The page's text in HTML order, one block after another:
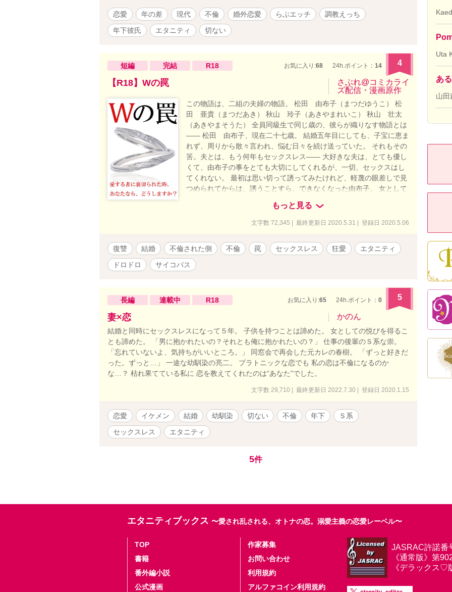
恋愛 年の差 現代 不倫 婚外恋愛 らぶエッチ
調教えっち
年下彼氏
エタニティ 切ない
短編 完結 R18 お気に入り:68 24h.ポイント： 14 4
【R18】Wの罠
さぶれ@コミカライ
ズ配信・漫画原作
この物語は、二組の夫婦の物語。 松田 由布子（まつだゆうこ） 松
田 亜貴（まつだあき） 秋山 玲子（あきやまれいこ） 秋山 壮太
（あきやまそうた） 全員同級生で同じ歳の、彼らが織りなす物語とは
―― 松田 由布子、現在二十七歳。 結婚五年目にしても、子宝に恵ま
れず、周りから散々言われ、悩む日々を続け送っていた。 それもその
筈。夫とは、もう何年もセックスレス―― 大好きな夫は、とても優し
くて、由布子の事をとても大切にしてくれるが、一切、セックスはし
てくれない。 最初は思い切って誘ってみたけれど、軽蔑の眼差しで見
つめられてからは、誘うことすら、できなくなった由布子。 女として
見てもらえなくなったことが、こんなにも辛い。でも、夫には解って
もらえない。 このまま、女が枯れていくだけなの？ 一人思い悩む由
布子の元へ、ある日、同窓会の知らせが届く。 気分を変える為に参加
――ね、抜けちゃおっか。 壮太と行った飲みの席で、彼に衝撃的な写
真を見せられる。 何と、愛する旦那の亜貴が、壮太の妻の玲子と腕を
組んでホテルから出て来た場面―― ――俺と協力して、裏切り者を潰
さない？ 由布子は決意する。壮太と一緒に裏切り者に制裁すること
たを待っています。 完結まで、ご期待あれ。
もっと見る
文字数 72,345 | 最終更新日 2020.5.31 | 登録日 2020.5.06
復讐 結婚 不倫された側 不倫 罠 セックスレス 狂愛
エタニティ
ドロドロ
サイコパス
長編 連載中 R18 お気に入り:65 24h.ポイント： 0 5
妻×恋 かのん
結婚と同時にセックスレスになって５年。 子供を持つことは諦めた。 女としての悦びを得るこ
とも諦めた。 「男に抱かれたいの？それとも俺に抱かれたいの？」 仕事の後輩のＳ系な崇。
「忘れていないよ、気持ちがいいところ。」 同窓会で再会した元カレの春樹。 「ずっと好きだ
った。ずっと…」 一途な幼馴染の亮二。 プラトニックな恋でも 私の恋は不倫になるのか
な…？ 枯れ果てている私に 恋を教えてくれたのは“あなた”でした。
文字数 29,710 | 最終更新日 2022.7.30 | 登録日 2020.1.15
恋愛 イケメン 結婚 幼馴染 切ない 不倫 年下
Ｓ系
セックスレス
エタニティ
5件
Uta
あ
山田
エタニティブックス 〜愛され乱される、オトナの恋。溺愛主義の恋愛レーベル〜
TOP
書籍
番外編小説
公式漫画
作家募集
お問い合わせ
利用規約
アルファコイン利用規約
JASRAC許諾番
《通常版》第
《デラックス♡